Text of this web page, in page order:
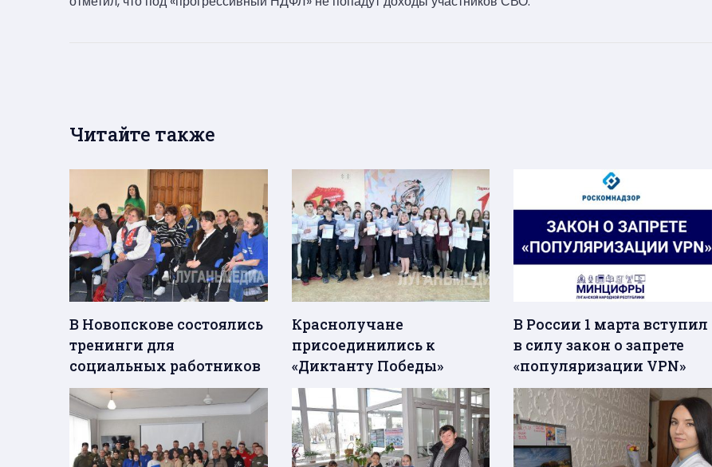
Читайте также
В Новопскове состоялись
тренинги для
социальных работников
Краснолучане
присоединились к
«Диктанту Победы»
В России 1 марта вступил
в силу закон о запрете
«популяризации VPN»